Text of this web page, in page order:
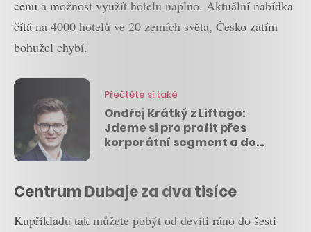
cenu a možnost využít hotelu naplno. Aktuální nabídka
čítá na 4000 hotelů ve 20 zemích světa, Česko zatím
bohužel chybí.
Přečtěte si také
Ondřej Krátký z Liftago:
Jdeme si pro profit přes
korporátní segment a do
Centrum Dubaje za dva tisíce
Kupříkladu tak můžete pobýt od devíti ráno do šesti